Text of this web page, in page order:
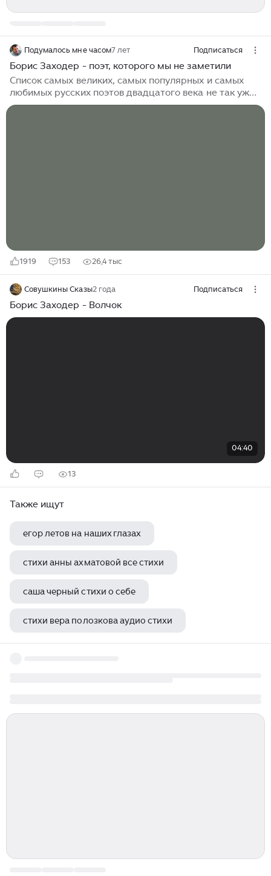
Подумалось мне часом7 лет Подписаться
Борис Заходер - поэт, которого мы не заметили
Список самых великих, самых популярных и самых
любимых русских поэтов двадцатого века не так уж
велик – Барто, Чуковский, Маршак… Вот их стихи
1919 153 26,4 тыс
Совушкины Сказы2 года Подписаться
Борис Заходер - Волчок
04:40
13
Также ищут
егор летов на наших глазах
стихи анны ахматовой все стихи
саша черный стихи о себе
стихи вера полозкова аудио стихи